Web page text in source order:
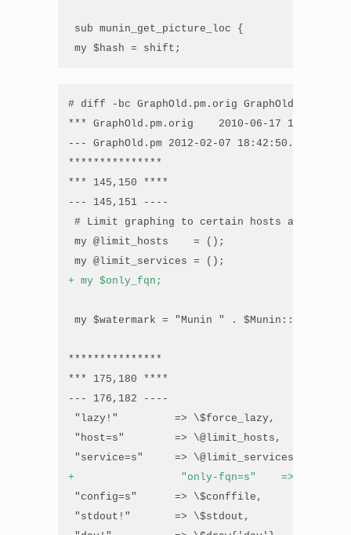
sub munin_get_picture_loc {
my $hash = shift;
# diff -bc GraphOld.pm.orig GraphOld.pm
*** GraphOld.pm.orig    2010-06-17
--- GraphOld.pm 2012-02-07
***************
*** 145,150 ****
--- 145,151 ----
# Limit graphing to certain hosts and/or
my @limit_hosts    = ();
+ my $only_fqn;
my $watermark = "Munin " .
***************
*** 175,180 ****
--- 176,182 ----
"lazy!"         => \$force_lazy,
"host=s"        => \@limit_hosts,
+                 "only-fqn=s"    =>
"config=s"      => \$conffile,
"stdout!"       => \$stdout,